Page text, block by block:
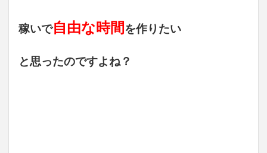
稼いで自由な時間 を作りたい
と思ったのですよね？